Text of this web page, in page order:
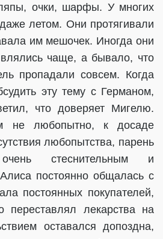
очки, шарфы. У многих
летом. Они протягивали
им мешочек. Иногда они
чаще, а бывало, что
пропадали совсем. Когда
эту тему с Германом,
что доверяет Мигелю.
не любопытно, к досаде
любопытства, парень
стеснительным и
постоянно общалась с
постоянных покупателей,
лекарства на
оставался допоздна,